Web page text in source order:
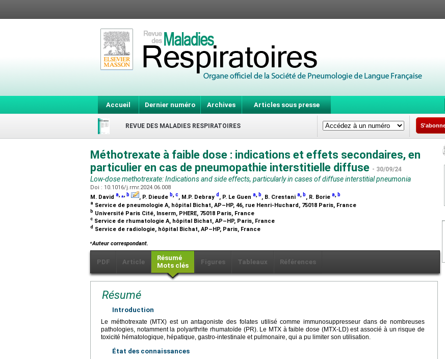
Accueil Dernier numéro Archives Articles sous presse
REVUE DES MALADIES RESPIRATOIRES
Méthotrexate à faible dose : indications et effets secondaires, en
particulier en cas de pneumopathie interstitielle diffuse - 30/09/24
Low-dose methotrexate: Indications and side effects, particularly in cases of diffuse interstitial pneumonia
Doi : 10.1016/j.rmr.2024.06.008
M. David a,⁎, b , P. Dieude b,c, M.P. Debray d , P. Le Guen a, b, B. Crestani a, b, R. Borie a, b
a Service de pneumologie A, hôpital Bichat, AP–HP, 46, rue Henri-Huchard, 75018 Paris, France
b Université Paris Cité, Inserm, PHERE, 75018 Paris, France
c Service de rhumatologie A, hôpital Bichat, AP–HP, Paris, France
d Service de radiologie, hôpital Bichat, AP–HP, Paris, France
⁎Auteur correspondant.
PDF Article
Résumé
Mots clés
Figures Tableaux Références
Résumé
Introduction
Le méthotrexate (MTX) est un antagoniste des folates utilisé comme immunosuppresseur dans de nombreuses
pathologies, notamment la polyarthrite rhumatoïde (PR). Le MTX à faible dose (MTX-LD) est associé à un risque de
toxicité hématologique, hépatique, gastro-intestinale et pulmonaire, qui a pu limiter son utilisation.
État des connaissances